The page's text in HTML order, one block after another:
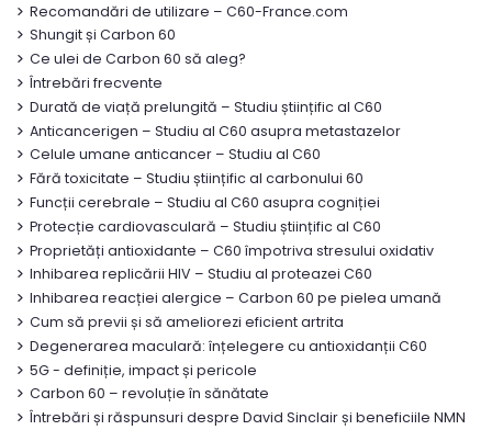
Recomandări de utilizare – C60-France.com
Shungit și Carbon 60
Ce ulei de Carbon 60 să aleg?
Întrebări frecvente
Durată de viață prelungită – Studiu științific al C60
Anticancerigen – Studiu al C60 asupra metastazelor
Celule umane anticancer – Studiu al C60
Fără toxicitate – Studiu științific al carbonului 60
Funcții cerebrale – Studiu al C60 asupra cogniției
Protecție cardiovasculară – Studiu științific al C60
Proprietăți antioxidante – C60 împotriva stresului oxidativ
Inhibarea replicării HIV – Studiu al proteazei C60
Inhibarea reacției alergice – Carbon 60 pe pielea umană
Cum să previi și să ameliorezi eficient artrita
Degenerarea maculară: înțelegere cu antioxidanții C60
5G - definiție, impact și pericole
Carbon 60 – revoluție în sănătate
Întrebări și răspunsuri despre David Sinclair și beneficiile NMN